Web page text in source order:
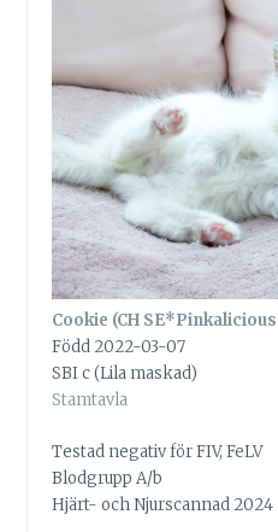
Cookie (CH
Född 2022-03-07
SBI c (Lila maskad)
Stamtavla
Testad negativ för FIV, FeLV
Blodgrupp A/b
Hjärt- och Njurscannad 2024